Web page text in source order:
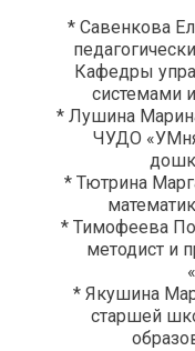
* Савенкова
Кафедры
системами
* Лушина
ЧУДО
* Тютрина
* Тимофеева
методист и
* Якушина
старшей